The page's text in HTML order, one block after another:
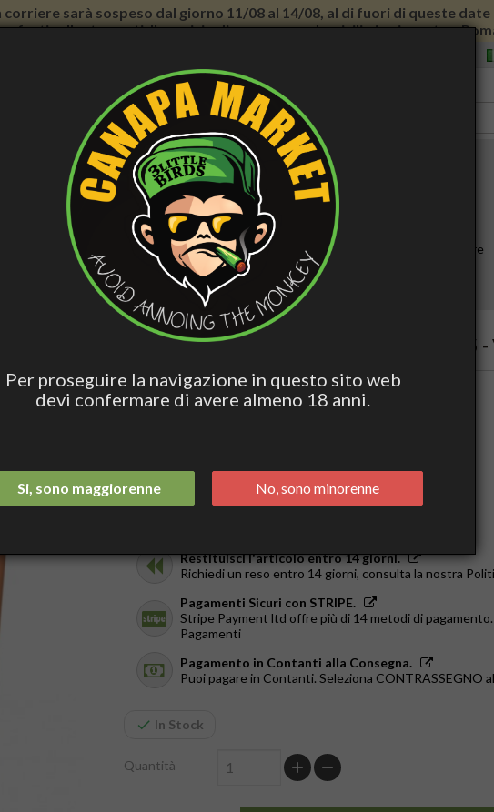
sarà sospeso dal giorno 11/08 al 14/08, al di fuori di queste
rallentamenti. Il servizio di consegna a domicilio in giornata a
CURA PERSONALE ACCESS. FUMATORI
Hashish Special
Blend
Edibili Attivi Per Dormire Olio CBD e Tinture
Esfoliante – ml. 75 - Verdesativa
BIO SCRUB VISO ESFOLIANTE – ML. 75
14,90 €
Ricevilo in giornata.
Restituisci l'articolo entro 14 giorni.
Richiedi un reso entro 14 giorni, consulta la nostra
Pagamenti Sicuri con STRIPE.
Stripe Payment ltd offre più di 14 metodi di
Pagamenti
Pagamento in Contanti alla Consegna.
Puoi pagare in Contanti. Seleziona CONTRASSEGNO
In Stock
Quantità
Per proseguire la navigazione in questo sito web
devi confermare di avere almeno 18 anni.
Si, sono maggiorenne No, sono minorenne